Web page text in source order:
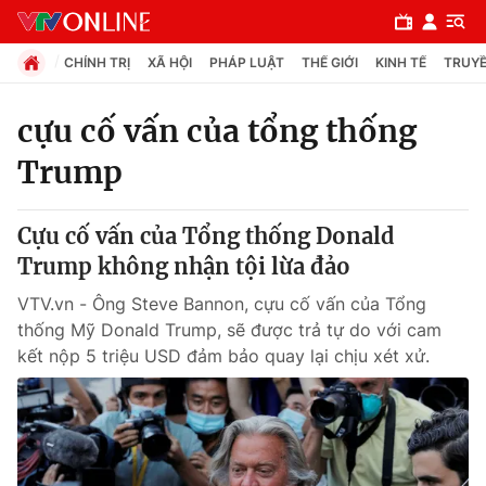
Chuyên mục
Chính trị
Xã hội
Pháp luật
Y tế
Thế giới
CHÍNH TRỊ XÃ HỘI PHÁP LUẬT THẾ GIỚI KINH TẾ
cựu cố vấn của tổng thống
Trump
Cựu cố vấn của Tổng thống Donald
Trump không nhận tội lừa đảo
VTV.vn - Ông Steve Bannon, cựu cố vấn của Tổng
thống Mỹ Donald Trump, sẽ được trả tự do với cam
kết nộp 5 triệu USD đảm bảo quay lại chịu xét xử.